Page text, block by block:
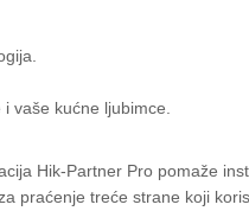
vaše kućne ljubimce.
Hik-Partner Pro pomaže
praćenje treće strane koji